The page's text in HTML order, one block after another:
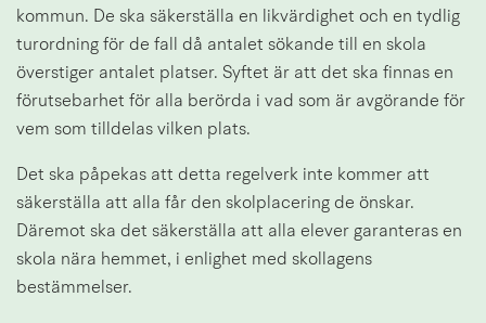
kommun. De ska säkerställa en likvärdighet och en tydlig
turordning för de fall då antalet sökande till en skola
överstiger antalet platser. Syftet är att det ska finnas en
förutsebarhet för alla berörda i vad som är avgörande för
vem som tilldelas vilken plats.
Det ska påpekas att detta regelverk inte kommer att
säkerställa att alla får den skolplacering de önskar.
Däremot ska det säkerställa att alla elever garanteras en
skola nära hemmet, i enlighet med skollagens
bestämmelser.